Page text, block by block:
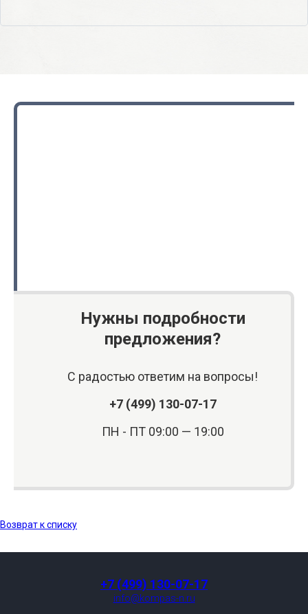
Нужны подробности
предложения?
С радостью ответим на вопросы!
+7 (499) 130-07-17
ПН - ПТ 09:00 — 19:00
Возврат к списку
+7 (499) 130-07-17
info@kompas-n.ru